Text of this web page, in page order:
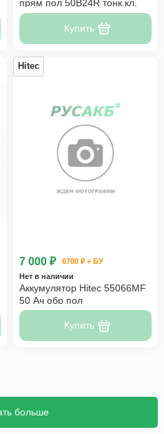
прям пол 50B24R тонк.кл.
Купить
Hitec
7 000 ₽
6700 ₽ + БУ
Нет в наличии
Аккумулятор Hitec 55066MF
50 Ач обр пол
Купить
больше